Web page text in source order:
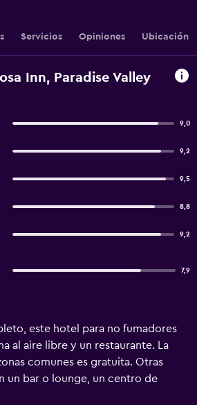
Servicios Opiniones Ubicación
Inn, Paradise Valley
9,0
9,2
9,5
8,8
9,2
7,9
este hotel para no fumadores
al aire libre y un restaurante. La
comunes es gratuita. Otras
un bar o lounge, un centro de
24 horas y café o té en las zonas